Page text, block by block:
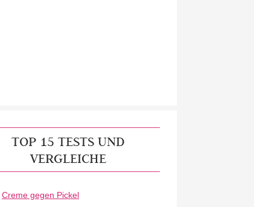
TOP 15 TESTS UND
VERGLEICHE
Creme gegen Pickel